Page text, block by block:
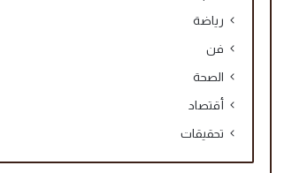
رياضة
فن
الصحة
أقتصاد
تحقيقات